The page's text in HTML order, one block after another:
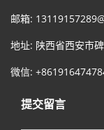
邮箱:
地址: 陕西省西安市
微信:
提交留言